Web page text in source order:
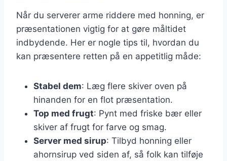
Når du serverer arme riddere med honning, er
præsentationen vigtig for at gøre måltidet
indbydende. Her er nogle tips til, hvordan du
kan præsentere retten på en appetitlig måde:
Stabel dem: Læg flere skiver oven på
hinanden for en flot præsentation.
Top med frugt: Pynt med friske bær eller
skiver af frugt for farve og smag.
Server med sirup: Tilbyd honning eller
ahornsirup ved siden af, så folk kan tilføje